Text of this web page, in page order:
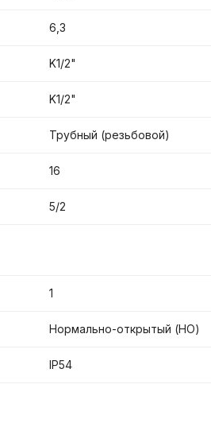
6,3
K1/2"
K1/2"
Трубный (резьбовой)
16
5/2
1
Нормально-открытый (НО)
IP54